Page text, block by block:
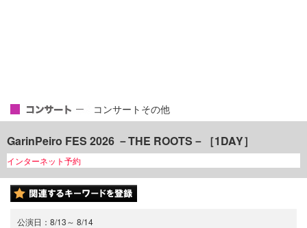
コンサートその他
GarinPeiro FES 2026 －THE ROOTS－［1DAY］
インターネット予約
公演日： 8/13～ 8/14